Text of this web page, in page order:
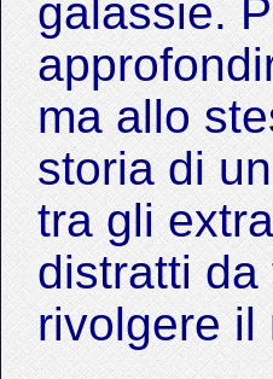
galassie.
ma allo
storia di
tra gli
distratti
rivolgere il